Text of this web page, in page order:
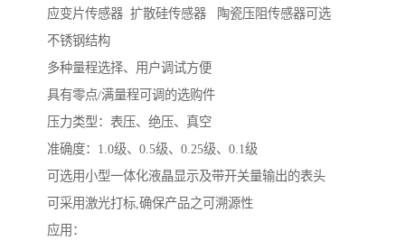
应变片传感器 扩散硅传感器 陶瓷压阻传感器可选
不锈钢结构
多种量程选择、用户调试方便
具有零点/满量程可调的选购件
压力类型：表压、绝压、真空
准确度：1.0级、0.5级、0.25级、0.1级
可选用小型一体化液晶显示及带开关量输出的表头
可采用激光打标,确保产品之可溯源性
应用：